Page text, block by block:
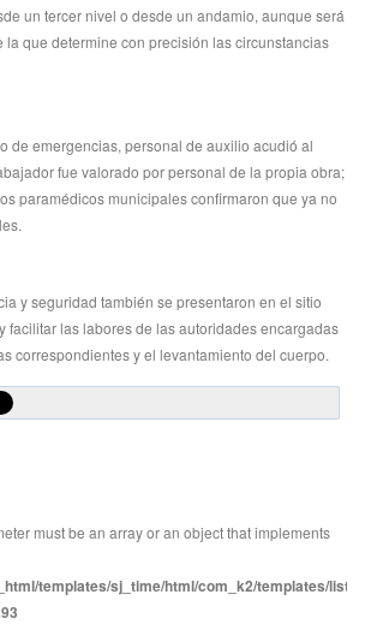
un tercer nivel o desde un andamio, aunque será
la que determine con precisión las circunstancias
de emergencias, personal de auxilio acudió al
fue valorado por personal de la propia obra;
paramédicos municipales confirmaron que ya no
y seguridad también se presentaron en el sitio
facilitar las labores de las autoridades encargadas
correspondientes y el levantamiento del cuerpo.
must be an array or an object that implements
templates/sj_time/html/com_k2/templates/